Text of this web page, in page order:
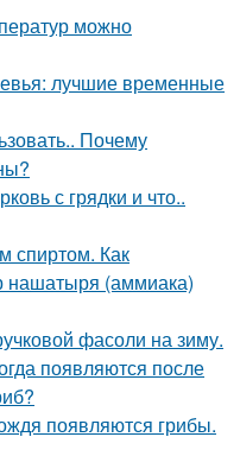
можно
лучшие временные
Почему
с грядки и что..
спиртом. Как
нашатыря (аммиака)
фасоли на зиму.
появляются после
появляются грибы.